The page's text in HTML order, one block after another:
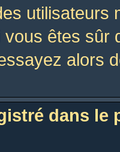
utilisateurs
vous êtes sûr
alors
dans le